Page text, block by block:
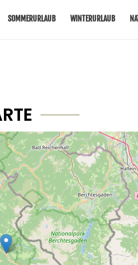
SOMMERURLAUB WINTERURLAUB